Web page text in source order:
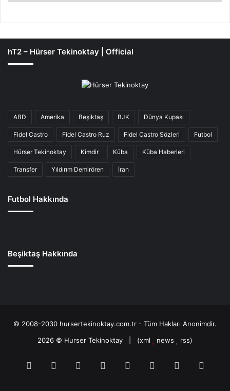
hT2 – Hürser Tekinoktay | Official
ABD Amerika Beşiktaş BJK Dünya Kupası
Fidel Castro Fidel Castro Ruz Fidel Castro Sözleri Futbol
Hürser Tekinoktay Kimdir Küba Küba Haberleri
Transfer Yıldırım Demirören İran
Futbol Hakkında
Beşiktaş Hakkında
© 2008-2030 hursertekinoktay.com.tr - Tüm Hakları Anonimdir.
2026 © Hurser Tekinoktay | (xml news rss)
FacebookTwitter PinterestLinkedInYouTubeTumblr